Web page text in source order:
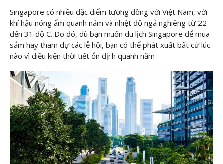
Singapore có nhiều đặc điểm tương đồng với Việt Nam, với
khí hậu nóng ẩm quanh năm và nhiệt độ ngả nghiêng từ 22
đến 31 độ C. Do đó, dù bạn muốn du lịch Singapore để mua
sắm hay tham dự các lễ hội, bạn có thể phát xuất bất cứ lúc
nào vì điều kiện thời tiết ổn định quanh năm